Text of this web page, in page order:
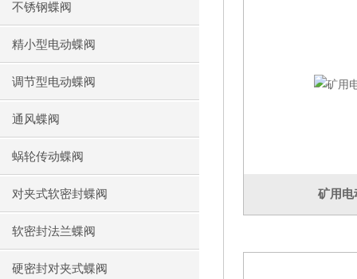
不锈钢蝶阀
精小型电动蝶阀
调节型电动蝶阀
通风蝶阀
蜗轮传动蝶阀
对夹式软密封蝶阀
软密封法兰蝶阀
硬密封对夹式蝶阀
矿用电